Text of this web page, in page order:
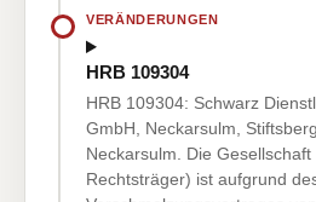
VERÄNDERUNGEN
HRB 109304
HRB 109304: Schwarz
GmbH, Neckarsulm,
Neckarsulm. Die
Rechtsträger) ist aufgrund